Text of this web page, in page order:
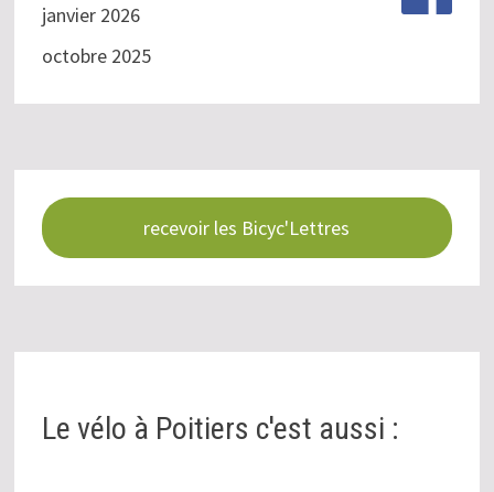
janvier 2026
octobre 2025
recevoir les Bicyc'Lettres
Le vélo à Poitiers c'est aussi :